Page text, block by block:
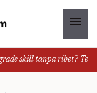
menu
skill tanpa ribet?